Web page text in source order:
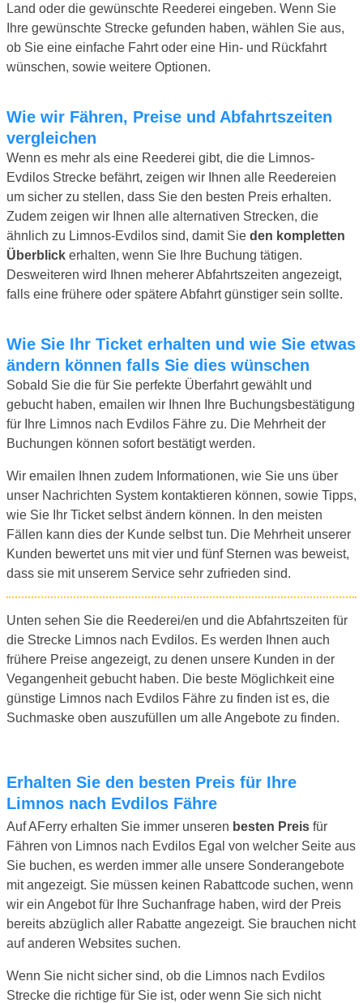
Land oder die gewünschte Reederei eingeben. Wenn Sie
Ihre gewünschte Strecke gefunden haben, wählen Sie aus,
ob Sie eine einfache Fahrt oder eine Hin- und Rückfahrt
wünschen, sowie weitere Optionen.
Wie wir Fähren, Preise und Abfahrtszeiten
vergleichen
Wenn es mehr als eine Reederei gibt, die die Limnos-
Evdilos Strecke befährt, zeigen wir Ihnen alle Reedereien
um sicher zu stellen, dass Sie den besten Preis erhalten.
Zudem zeigen wir Ihnen alle alternativen Strecken, die
ähnlich zu Limnos-Evdilos sind, damit Sie den kompletten
Überblick erhalten, wenn Sie Ihre Buchung tätigen.
Desweiteren wird Ihnen meherer Abfahrtszeiten angezeigt,
falls eine frühere oder spätere Abfahrt günstiger sein sollte.
Wie Sie Ihr Ticket erhalten und wie Sie etwas
ändern können falls Sie dies wünschen
Sobald Sie die für Sie perfekte Überfahrt gewählt und
gebucht haben, emailen wir Ihnen Ihre Buchungsbestätigung
für Ihre Limnos nach Evdilos Fähre zu. Die Mehrheit der
Buchungen können sofort bestätigt werden.
Wir emailen Ihnen zudem Informationen, wie Sie uns über
unser Nachrichten System kontaktieren können, sowie Tipps,
wie Sie Ihr Ticket selbst ändern können. In den meisten
Fällen kann dies der Kunde selbst tun. Die Mehrheit unserer
Kunden bewertet uns mit vier und fünf Sternen was beweist,
dass sie mit unserem Service sehr zufrieden sind.
Unten sehen Sie die Reederei/en und die Abfahrtszeiten für
die Strecke Limnos nach Evdilos. Es werden Ihnen auch
frühere Preise angezeigt, zu denen unsere Kunden in der
Vegangenheit gebucht haben. Die beste Möglichkeit eine
günstige Limnos nach Evdilos Fähre zu finden ist es, die
Suchmaske oben auszufüllen um alle Angebote zu finden.
Erhalten Sie den besten Preis für Ihre
Limnos nach Evdilos Fähre
Auf AFerry erhalten Sie immer unseren besten Preis für
Fähren von Limnos nach Evdilos Egal von welcher Seite aus
Sie buchen, es werden immer alle unsere Sonderangebote
mit angezeigt. Sie müssen keinen Rabattcode suchen, wenn
wir ein Angebot für Ihre Suchanfrage haben, wird der Preis
bereits abzüglich aller Rabatte angezeigt. Sie brauchen nicht
auf anderen Websites suchen.
Wenn Sie nicht sicher sind, ob die Limnos nach Evdilos
Strecke die richtige für Sie ist, oder wenn Sie sich nicht